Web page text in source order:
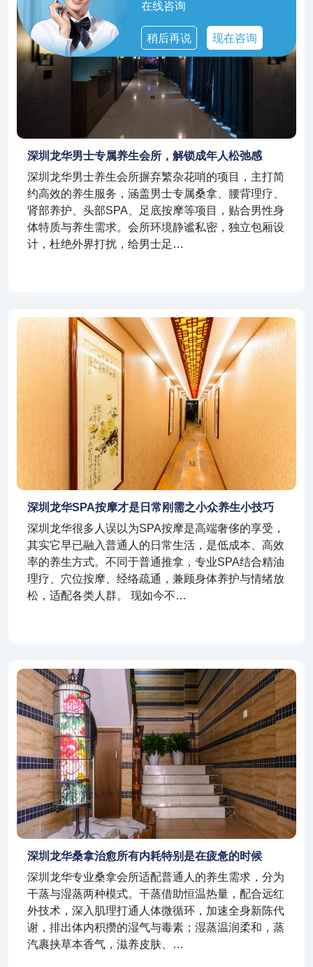
在线咨询
稍后再说 现在咨询
深圳龙华男士专属养生会所，解锁成年人松弛感
深圳龙华男士养生会所摒弃繁杂花哨的项目，主打简
约高效的养生服务，涵盖男士专属桑拿、腰背理疗、
肾部养护、头部SPA、足底按摩等项目，贴合男性身
体特质与养生需求。会所环境静谧私密，独立包厢设
计，杜绝外界打扰，给男士足…
深圳龙华SPA按摩才是日常刚需之小众养生小技巧
深圳龙华很多人误以为SPA按摩是高端奢侈的享受，
其实它早已融入普通人的日常生活，是低成本、高效
率的养生方式。不同于普通推拿，专业SPA结合精油
理疗、穴位按摩、经络疏通，兼顾身体养护与情绪放
松，适配各类人群。 现如今不…
深圳龙华桑拿治愈所有内耗特别是在疲惫的时候
深圳龙华专业桑拿会所适配普通人的养生需求，分为
干蒸与湿蒸两种模式。干蒸借助恒温热量，配合远红
外技术，深入肌理打通人体微循环，加速全身新陈代
谢，排出体内积攒的湿气与毒素；湿蒸温润柔和，蒸
汽裹挟草本香气，滋养皮肤、…